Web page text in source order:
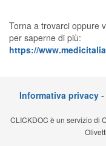
Planner e
Teleconsulto
Torna a trovarci oppure
per saperne di più:
https://
Informativa privacy -
CLICKDOC è un servizio di